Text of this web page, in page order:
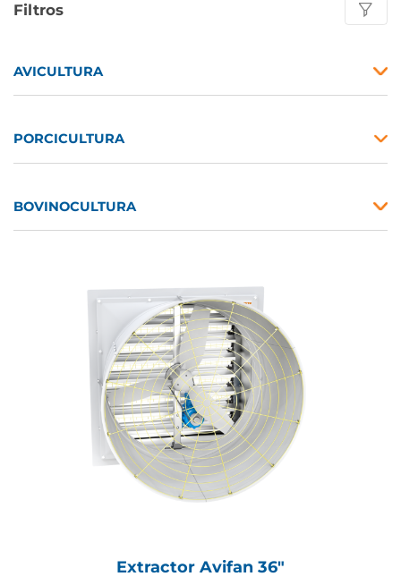
Filtros
AVICULTURA
PORCICULTURA
BOVINOCULTURA
Extractor Avifan 36"